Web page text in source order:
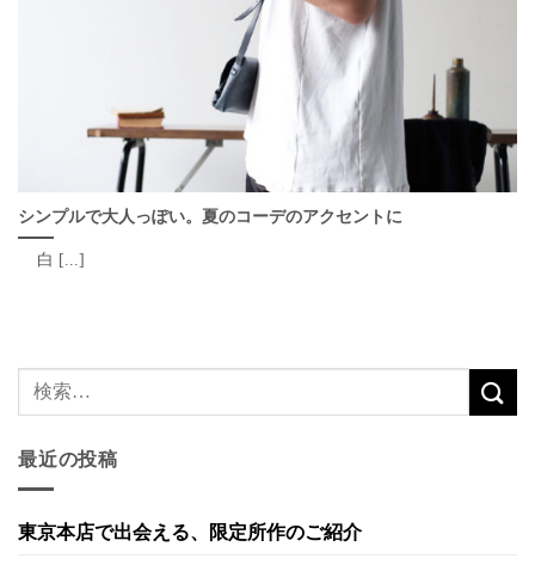
シンプルで大人っぽい。夏のコーデのアクセントに
白 [...]
最近の投稿
東京本店で出会える、限定所作のご紹介